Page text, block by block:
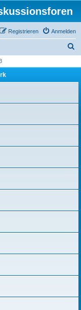
Anmelden
Registrieren
h